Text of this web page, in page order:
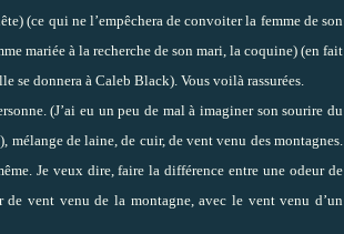
(ce qui ne l’empêchera de convoiter la femme de son
mariée à la recherche de son mari, la coquine) (en fait
se donnera à Caleb Black). Vous voilà rassurées.
(J’ai eu un peu de mal à imaginer son sourire du
de laine, de cuir, de vent venu des montagnes.
Je veux dire, faire la différence entre une odeur de
vent venu de la montagne, avec le vent venu d’un